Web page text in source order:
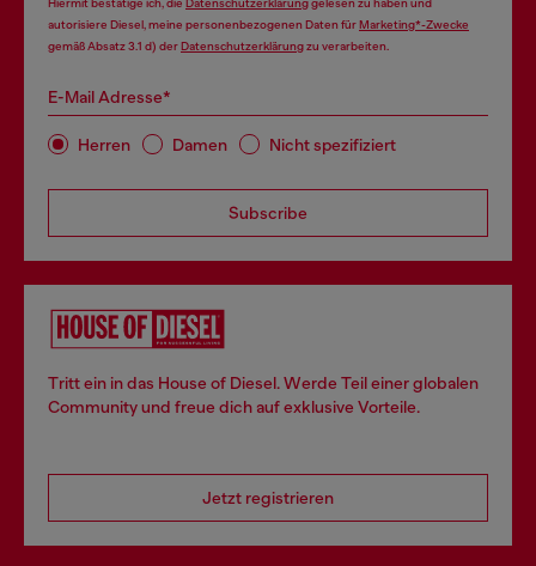
Hiermit bestätige ich, die Datenschutzerklärunggelesen zu haben und
autorisiere Diesel, meine personenbezogenen Daten fürMarketing*-Zwecke
gemäß Absatz 3.1 d) derDatenschutzerklärungzu verarbeiten.
E-Mail Adresse*
Herren Damen Nicht spezifiziert
Subscribe
Tritt ein in das House of Diesel. Werde Teil einer globalen
Community und freue dich auf exklusive Vorteile.
Jetzt registrieren